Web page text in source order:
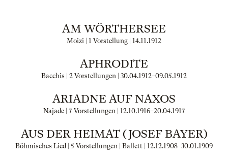
AM WÖRTHERSEE
Moizi | 1 Vorstellung | 14.11.1912
APHRODITE
Bacchis | 2 Vorstellungen | 30.04.1912–09.05.1912
ARIADNE AUF NAXOS
Najade | 7 Vorstellungen | 12.10.1916–20.04.1917
AUS DER HEIMAT (JOSEF BAYER)
Böhmisches Lied | 5 Vorstellungen | Ballett | 12.12.1908–30.01.1909